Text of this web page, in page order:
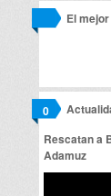
El
0
Rescatan a
Adamuz